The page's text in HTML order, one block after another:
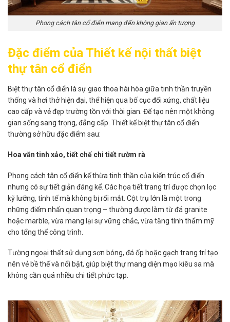
Phong cách tân cổ điển mang đến không gian ấn tượng
Đặc điểm của Thiết kế nội thất biệt
thự tân cổ điển
Biệt thự tân cổ điển là sự giao thoa hài hòa giữa tinh thần truyền
thống và hơi thở hiện đại, thể hiện qua bố cục đối xứng, chất liệu
cao cấp và vẻ đẹp trường tồn với thời gian. Để tạo nên một không
gian sống sang trọng, đẳng cấp. Thiết kế biệt thự tân cổ điển
thường sở hữu đặc điểm sau:
Hoa văn tinh xảo, tiết chế chi tiết rườm rà
Phong cách tân cổ điển kế thừa tinh thần của kiến trúc cổ điển
nhưng có sự tiết giản đáng kể. Các họa tiết trang trí được chọn lọc
kỹ lưỡng, tinh tế mà không bị rối mắt. Cột trụ lớn là một trong
những điểm nhấn quan trọng – thường được làm từ đá granite
hoặc marble, vừa mang lại sự vững chắc, vừa tăng tính thẩm mỹ
cho tổng thể công trình.
Tường ngoại thất sử dụng sơn bóng, đá ốp hoặc gạch trang trí tạo
nên vẻ bề thế và nổi bật, giúp biệt thự mang diện mạo kiêu sa mà
không cần quá nhiều chi tiết phức tạp.